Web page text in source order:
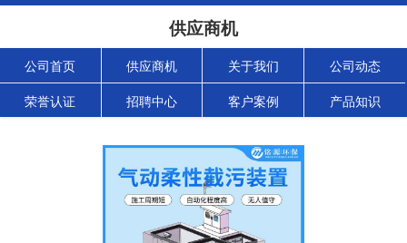
供应商机
公司首页 供应商机 关于我们 公司动态
荣誉认证 招聘中心 客户案例 产品知识